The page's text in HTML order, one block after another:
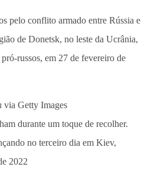
pelo conflito armado entre Rússia e
de Donetsk, no leste da Ucrânia,
russos, em 27 de fevereiro de
Getty Images